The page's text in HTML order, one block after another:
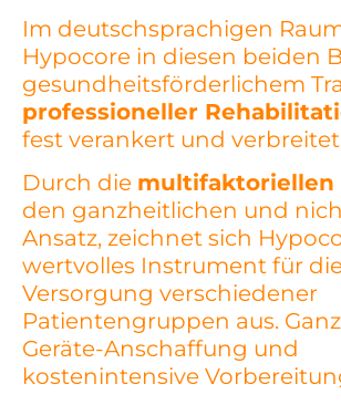
Im deutschsprachigen
Hypocore in diesen beiden
gesundheitsförderlichem
professioneller
fest verankert und
Durch die multifaktoriellen
den ganzheitlichen und
Ansatz, zeichnet sich
wertvolles Instrument für
Versorgung verschiedener
Patientengruppen aus.
Geräte-Anschaffung und
kostenintensive